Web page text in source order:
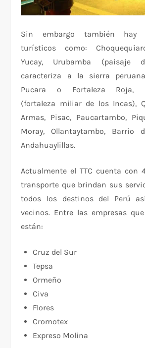
Sin embargo también hay
turísticos como:
Yucay, Urubamba (paisaje
caracteriza a la sierra
Pucara o Fortaleza Roja,
(fortaleza miliar de los Incas),
Armas, Pisac, Paucartambo,
Moray, Ollantaytambo, Barrio
Andahuaylillas.
Actualmente el TTC cuenta con
transporte que brindan sus
todos los destinos del Perú
vecinos. Entre las empresas
están:
Cruz del Sur
Tepsa
Ormeño
Civa
Flores
Cromotex
Expreso Molina